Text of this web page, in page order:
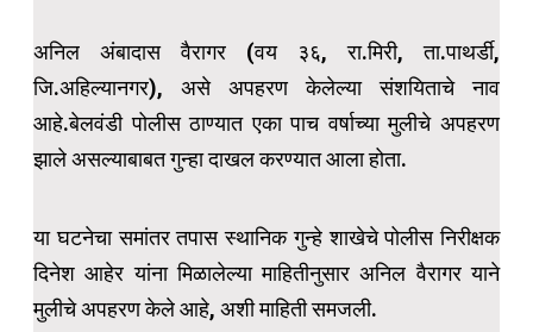
अनिल अंबादास वैरागर (वय ३६, रा.मिरी, ता.पाथर्डी,
जि.अहिल्यानगर), असे अपहरण केलेल्या संशयिताचे नाव
आहे.बेलवंडी पोलीस ठाण्यात एका पाच वर्षाच्या मुलीचे अपहरण
झाले असल्याबाबत गुन्हा दाखल करण्यात आला होता.
या घटनेचा समांतर तपास स्थानिक गुन्हे शाखेचे पोलीस निरीक्षक
दिनेश आहेर यांना मिळालेल्या माहितीनुसार अनिल वैरागर याने
मुलीचे अपहरण केले आहे, अशी माहिती समजली.